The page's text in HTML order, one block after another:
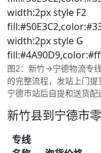
width:2px style F2
width:2px style G
图2：新竹→宁德物流专
的完整流程，发站上门
宁德市站后自提和送货配
新竹县到宁德市
专线